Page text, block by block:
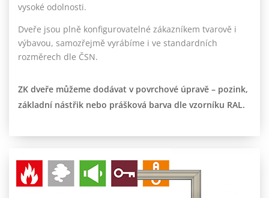
vysoké odolnosti.
Dveře jsou plně konfigurovatelné zákazníkem tvarově i
výbavou, samozřejmě vyrábíme i ve standardních
rozměrech dle ČSN.
ZK dveře můžeme dodávat v povrchové úpravě – pozink,
základní nástřik nebo prášková barva dle vzorníku RAL.